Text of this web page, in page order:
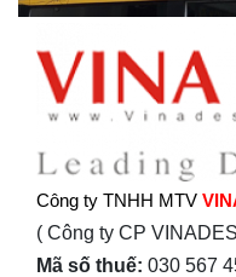
Công ty TNHH MTV
( Công ty CP
Mã số thuế: 030 567